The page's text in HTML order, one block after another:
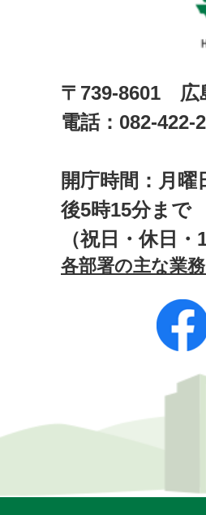
〒739-8601 広
電話：082-422-
開庁時間：月
後5時15分まで
（祝日・休日
各部署の主な業